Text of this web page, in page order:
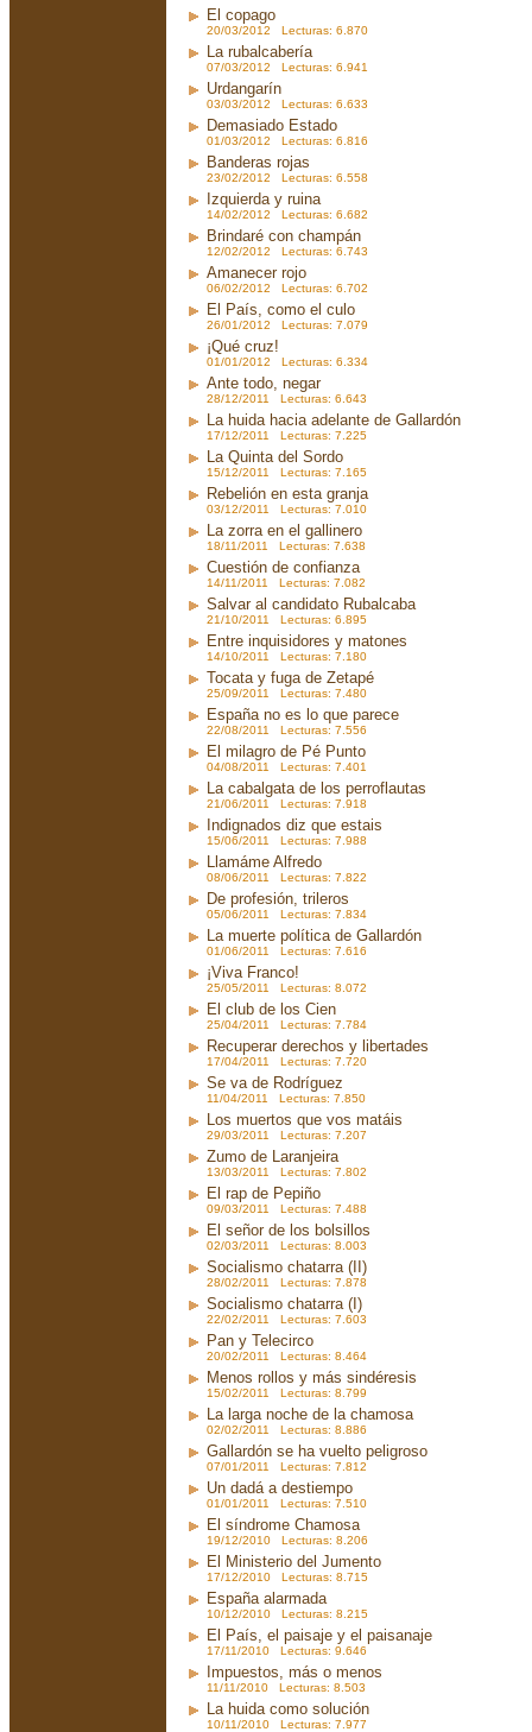
El copago
20/03/2012 Lecturas: 6.870
La rubalcabería
07/03/2012 Lecturas: 6.941
Urdangarín
03/03/2012 Lecturas: 6.633
Demasiado Estado
01/03/2012 Lecturas: 6.816
Banderas rojas
23/02/2012 Lecturas: 6.558
Izquierda y ruina
14/02/2012 Lecturas: 6.682
Brindaré con champán
12/02/2012 Lecturas: 6.743
Amanecer rojo
06/02/2012 Lecturas: 6.702
El País, como el culo
26/01/2012 Lecturas: 7.079
¡Qué cruz!
01/01/2012 Lecturas: 6.334
Ante todo, negar
28/12/2011 Lecturas: 6.643
La huida hacia adelante de Gallardón
17/12/2011 Lecturas: 7.225
La Quinta del Sordo
15/12/2011 Lecturas: 7.165
Rebelión en esta granja
03/12/2011 Lecturas: 7.010
La zorra en el gallinero
18/11/2011 Lecturas: 7.638
Cuestión de confianza
14/11/2011 Lecturas: 7.082
Salvar al candidato Rubalcaba
21/10/2011 Lecturas: 6.895
Entre inquisidores y matones
14/10/2011 Lecturas: 7.180
Tocata y fuga de Zetapé
25/09/2011 Lecturas: 7.480
España no es lo que parece
22/08/2011 Lecturas: 7.556
El milagro de Pé Punto
04/08/2011 Lecturas: 7.401
La cabalgata de los perroflautas
21/06/2011 Lecturas: 7.918
Indignados diz que estais
15/06/2011 Lecturas: 7.988
Llamáme Alfredo
08/06/2011 Lecturas: 7.822
De profesión, trileros
05/06/2011 Lecturas: 7.834
La muerte política de Gallardón
01/06/2011 Lecturas: 7.616
¡Viva Franco!
25/05/2011 Lecturas: 8.072
El club de los Cien
25/04/2011 Lecturas: 7.784
Recuperar derechos y libertades
17/04/2011 Lecturas: 7.720
Se va de Rodríguez
11/04/2011 Lecturas: 7.850
Los muertos que vos matáis
29/03/2011 Lecturas: 7.207
Zumo de Laranjeira
13/03/2011 Lecturas: 7.802
El rap de Pepiño
09/03/2011 Lecturas: 7.488
El señor de los bolsillos
02/03/2011 Lecturas: 8.003
Socialismo chatarra (II)
28/02/2011 Lecturas: 7.878
Socialismo chatarra (I)
22/02/2011 Lecturas: 7.603
Pan y Telecirco
20/02/2011 Lecturas: 8.464
Menos rollos y más sindéresis
15/02/2011 Lecturas: 8.799
La larga noche de la chamosa
02/02/2011 Lecturas: 8.886
Gallardón se ha vuelto peligroso
07/01/2011 Lecturas: 7.812
Un dadá a destiempo
01/01/2011 Lecturas: 7.510
El síndrome Chamosa
19/12/2010 Lecturas: 8.206
El Ministerio del Jumento
17/12/2010 Lecturas: 8.715
España alarmada
10/12/2010 Lecturas: 8.215
El País, el paisaje y el paisanaje
17/11/2010 Lecturas: 9.646
Impuestos, más o menos
11/11/2010 Lecturas: 8.503
La huida como solución
10/11/2010 Lecturas: 7.977